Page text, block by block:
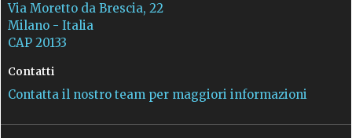
Via Moretto da Brescia, 22
Milano - Italia
CAP 20133
Contatti
Contatta il nostro team per maggiori informazioni